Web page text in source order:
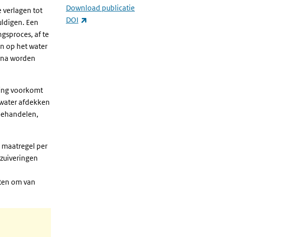
verlagen tot
Een
af te
op het water
worden
voorkomt
afdekken
per
om van
Download publicatie
DOI